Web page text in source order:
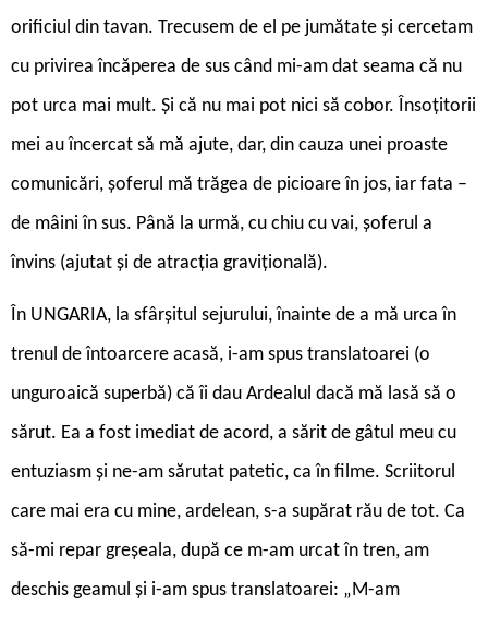
orificiul din tavan. Trecusem de el pe jumătate și cercetam
cu privirea încăperea de sus când mi-am dat seama că nu
pot urca mai mult. Și că nu mai pot nici să cobor. Însoțitorii
mei au încercat să mă ajute, dar, din cauza unei proaste
comunicări, șoferul mă trăgea de picioare în jos, iar fata –
de mâini în sus. Până la urmă, cu chiu cu vai, șoferul a
învins (ajutat și de atracția gravițională).
În UNGARIA, la sfârșitul sejurului, înainte de a mă urca în
trenul de întoarcere acasă, i-am spus translatoarei (o
unguroaică superbă) că îi dau Ardealul dacă mă lasă să o
sărut. Ea a fost imediat de acord, a sărit de gâtul meu cu
entuziasm și ne-am sărutat patetic, ca în filme. Scriitorul
care mai era cu mine, ardelean, s-a supărat rău de tot. Ca
să-mi repar greșeala, după ce m-am urcat în tren, am
deschis geamul și i-am spus translatoarei: „M-am